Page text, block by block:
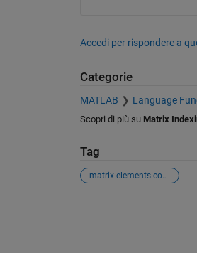
Accedi per rispondere a
Categorie
MATLAB Language
Scopri di più su Matrix
Tag
matrix elements count